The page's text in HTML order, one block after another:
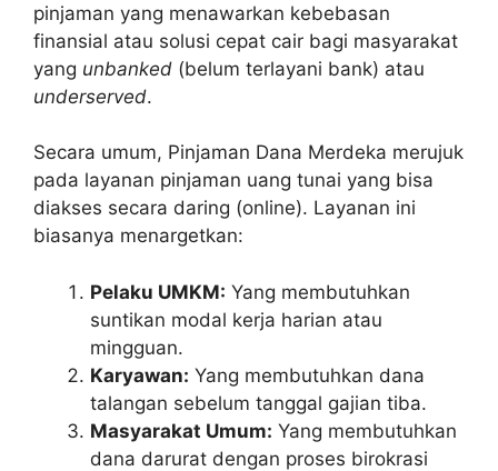
pinjaman yang menawarkan kebebasan
finansial atau solusi cepat cair bagi masyarakat
yang unbanked (belum terlayani bank) atau
underserved.
Secara umum, Pinjaman Dana Merdeka merujuk
pada layanan pinjaman uang tunai yang bisa
diakses secara daring (online). Layanan ini
biasanya menargetkan:
Pelaku UMKM: Yang membutuhkan
suntikan modal kerja harian atau
mingguan.
Karyawan: Yang membutuhkan dana
talangan sebelum tanggal gajian tiba.
Masyarakat Umum: Yang membutuhkan
dana darurat dengan proses birokrasi